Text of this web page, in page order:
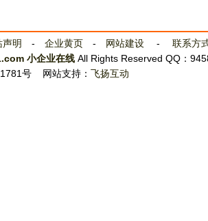
声明 - 企业黄页- 网站建设- 联系方
小企业在线All Rights Reserved QQ：
号
网站支持： 飞扬互动